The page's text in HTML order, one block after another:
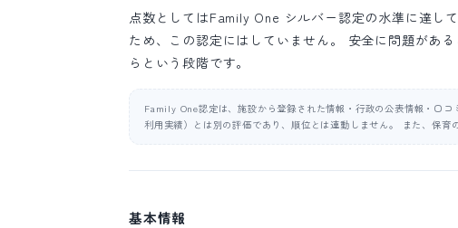
点数としてはFamily One シルバー認定の水準に達し
ため、この認定にはしていません。 安全に問題があ
らという段階です。
Family One認定は、施設から登録された情報・行政の公表情報・口
利用実績）とは別の評価であり、順位とは連動しません。 また、保育
基本情報